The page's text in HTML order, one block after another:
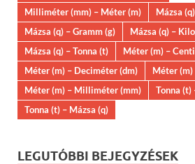
Milliméter (mm) – Méter (m)
Mázsa
Mázsa (q) – Gramm (g)
Mázsa (q) –
Mázsa (q) – Tonna (t)
Méter (m) –
Méter (m) – Deciméter (dm)
Méter
Méter (m) – Milliméter (mm)
Tonna (t)
Tonna (t) – Mázsa (q)
LEGUTÓBBI BEJEGYZÉSEK